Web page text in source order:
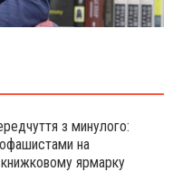
з минулого:
на
ярмарку